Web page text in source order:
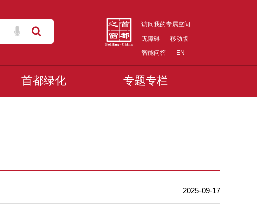
访问我的专属空间
无障碍
移动版
智能问答
EN
首都绿化 专题专栏
2025-09-17